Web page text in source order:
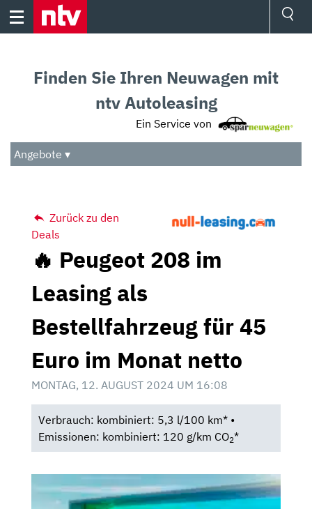
Skip
Audio
Das Beste
Finden Sie Ihren Neuwagen mit
ntv Autoleasing
Ein Service von
Angebote ▾
Zurück zu den
Deals
🔥 Peugeot 208 im
Leasing als
Bestellfahrzeug für 45
Euro im Monat netto
MONTAG, 12. AUGUST 2024 UM 16:08
Verbrauch: kombiniert: 5,3 l/100 km* •
Emissionen: kombiniert: 120 g/km CO2*